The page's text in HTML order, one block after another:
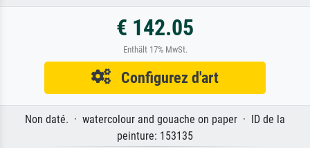
€ 142.05
Enthält 17% MwSt.
Configurez d'art
Non daté. · watercolour and gouache on paper · ID de la
peinture: 153135